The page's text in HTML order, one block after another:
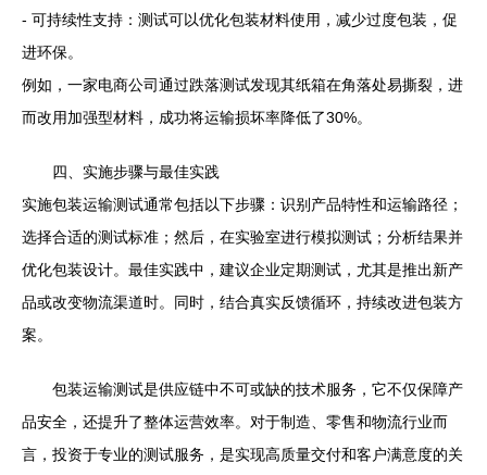
- 可持续性支持：测试可以优化包装材料使用，减少过度包装，促
进环保。
例如，一家电商公司通过跌落测试发现其纸箱在角落处易撕裂，进
而改用加强型材料，成功将运输损坏率降低了30%。
四、实施步骤与最佳实践
实施包装运输测试通常包括以下步骤：识别产品特性和运输路径；
选择合适的测试标准；然后，在实验室进行模拟测试；分析结果并
优化包装设计。最佳实践中，建议企业定期测试，尤其是推出新产
品或改变物流渠道时。同时，结合真实反馈循环，持续改进包装方
案。
包装运输测试是供应链中不可或缺的技术服务，它不仅保障产
品安全，还提升了整体运营效率。对于制造、零售和物流行业而
言，投资于专业的测试服务，是实现高质量交付和客户满意度的关